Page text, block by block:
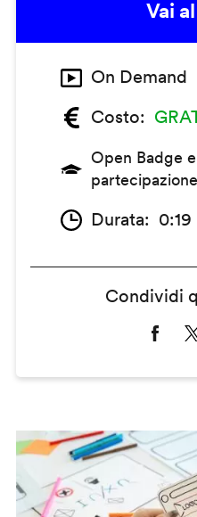
Vai
On Demand
Costo
Open Badge
partecipazione
Durata 0:19
Condividi